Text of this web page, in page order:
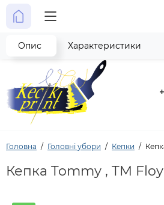
Головна Головні убори Кепки
Кепка Tommy , TM
Опис Характеристики